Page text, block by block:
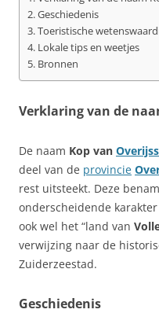
Geschiedenis
Toeristische
Lokale tips en weetjes
Bronnen
Verklaring van de
De naam Kop van
deel van de provincie
rest uitsteekt. Deze
onderscheidende
ook wel het “land van
verwijzing naar de
Zuiderzeestad.
Geschiedenis